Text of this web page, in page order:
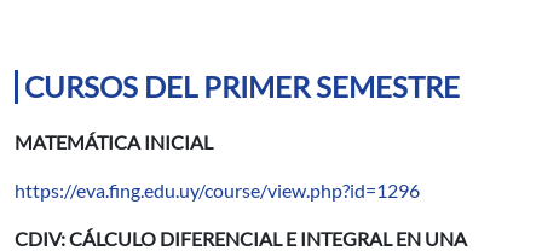
CURSOS DEL PRIMER SEMESTRE
MATEMÁTICA INICIAL
https://eva.fing.edu.uy/course/view.php?id=1296
CDIV: CÁLCULO DIFERENCIAL E INTEGRAL EN UNA